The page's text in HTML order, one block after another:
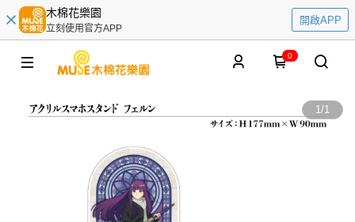
木棉花樂園
立刻使用官方APP
開啟APP
0
1/1